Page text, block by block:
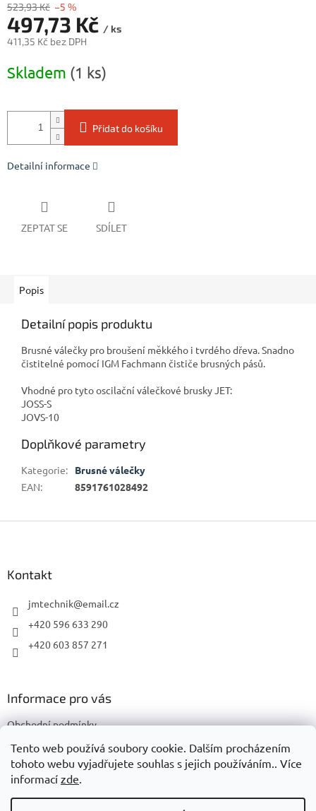
Tento web používá soubory cookie. Dalším procházením
tohoto webu vyjadřujete souhlas s jejich používáním.. Více
informací zde.
523,93 Kč –5 %
497,73 Kč / ks
411,35 Kč bez DPH
cena:
Skladem (1 ks)
Přidat do košíku
Detailní informace
ZEPTAT SE SDÍLET
Popis
Detailní popis produktu
Brusné válečky pro broušení měkkého i tvrdého dřeva. Snadno
čistitelné pomocí IGM Fachmann čističe brusných pásů.
Vhodné pro tyto oscilační válečkové brusky JET:
JOSS-S
JOVS-10
Doplňkové parametry
Kategorie:
Brusné válečky
EAN: 8591761028492
Kontakt
jmtechnik@email.cz
+420 596 633 290
+420 603 857 271
Informace pro vás
Obchodní podmínky
Podmínky ochrany osobních údajů